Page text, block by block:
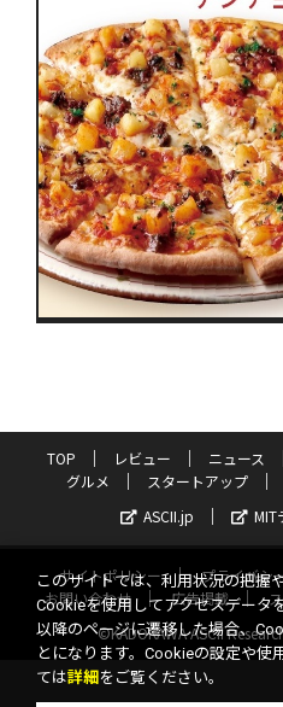
TOP レビュー ニュース
グルメ
スタートアップ
ASCII.jp
MIT
サイトポリシー プライバシ
お問い合わせ
広告掲載
©KADOKAWA ASCII
このサイトでは、利用状況の把握
Cookieを使用してアクセスデータ
以降のページに遷移した場合、
とになります。Cookieの設定や使
ては詳細 をご覧ください。